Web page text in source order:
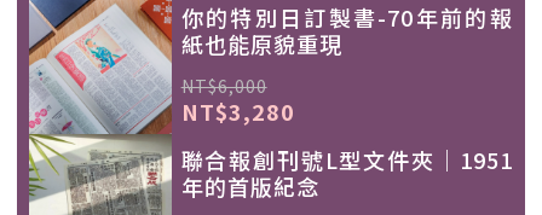
你的特別日訂製書-70年前的報
紙也能原貌重現
NT$6,000
NT$3,280
聯合報創刊號L型文件夾｜1951
年的首版紀念